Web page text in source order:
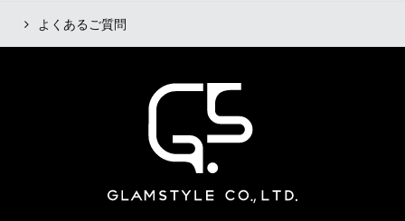
よくあるご質問